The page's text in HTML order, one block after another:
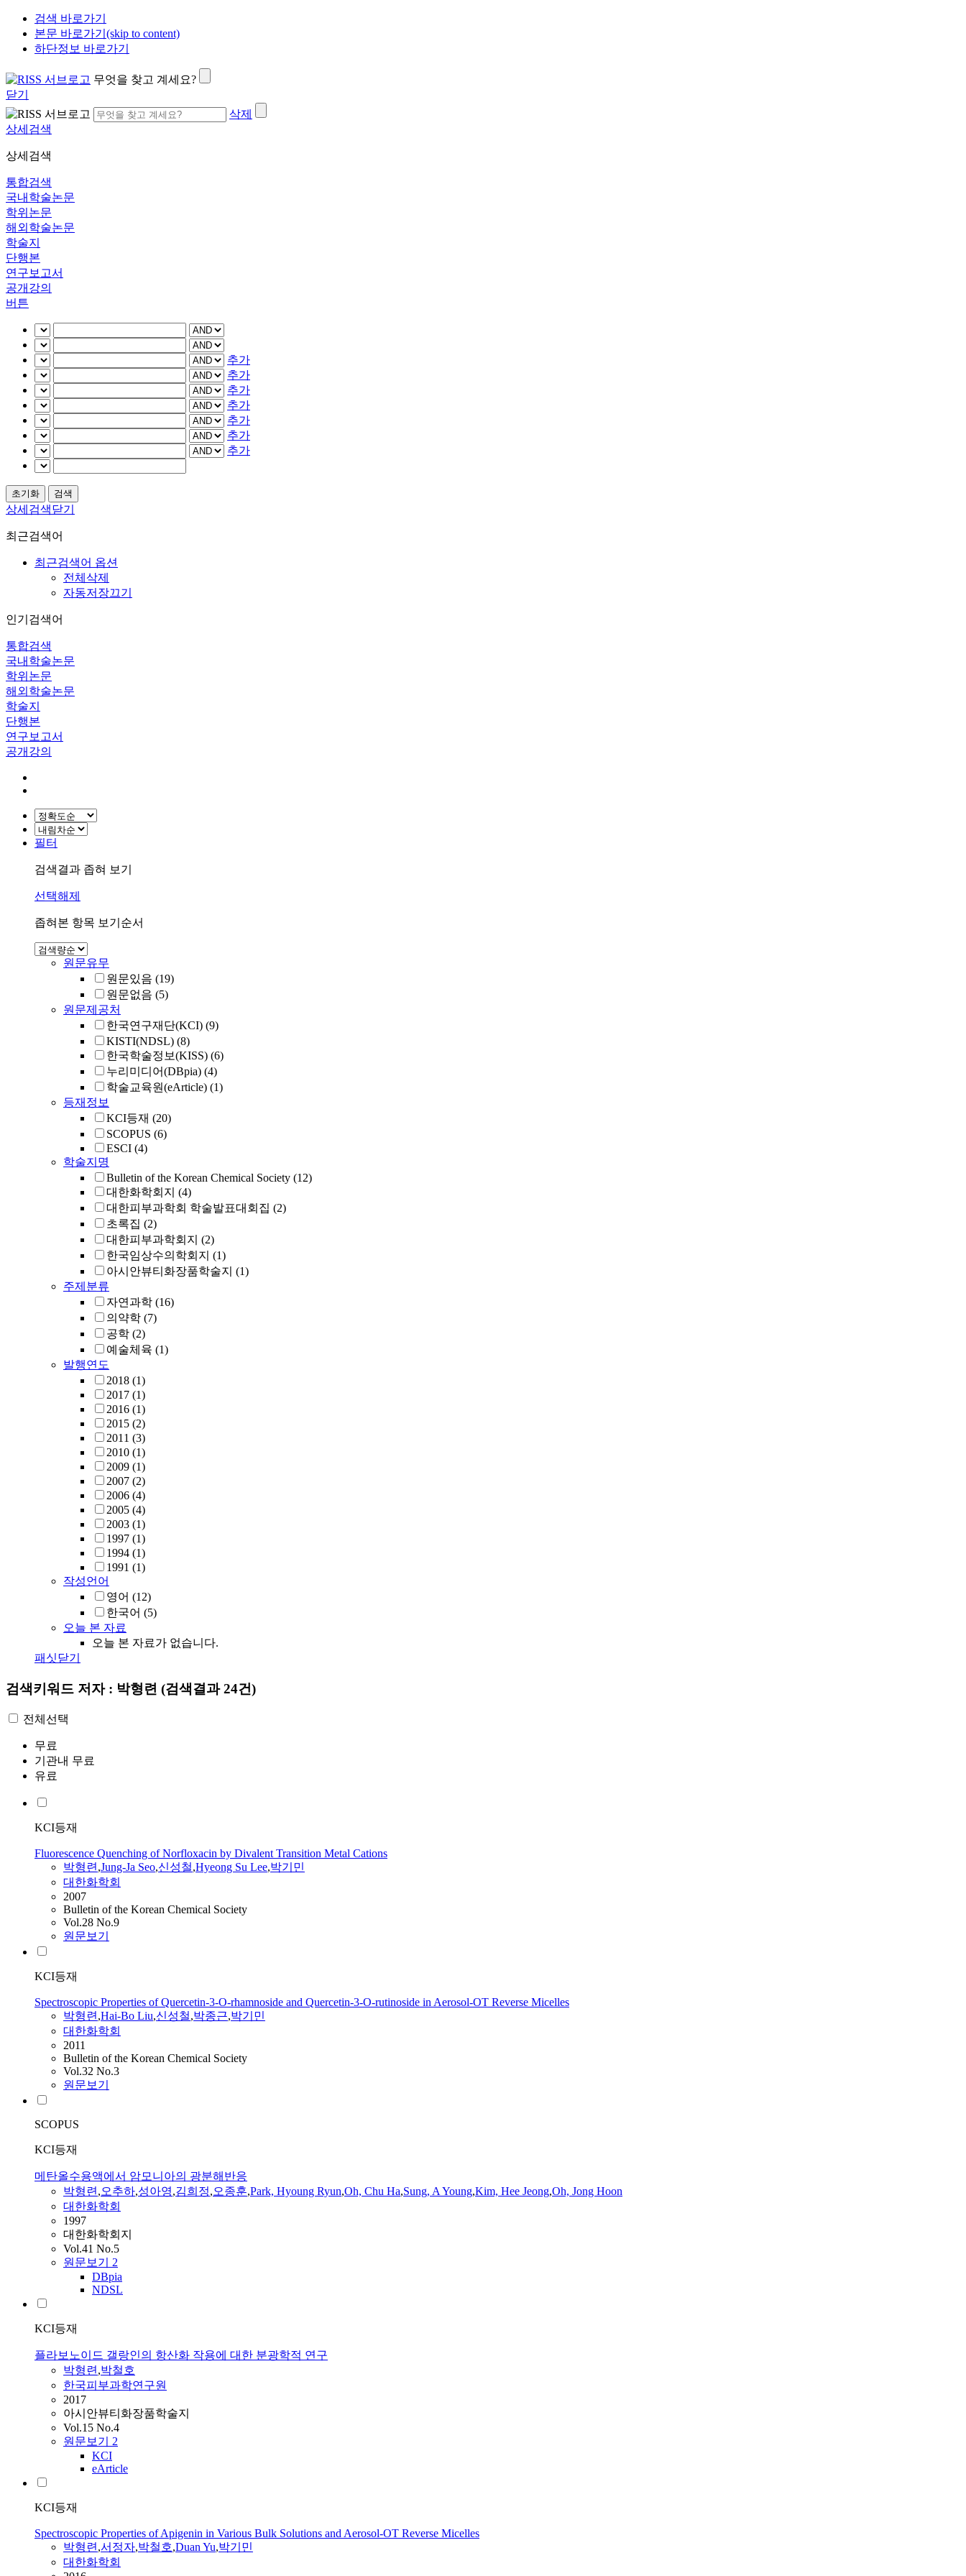
검색 바로가기
본문 바로가기(skip to content)
하단정보 바로가기
무엇을 찾고 계세요?
닫기
삭제
상세검색
상세검색
통합검색
국내학술논문
학위논문
해외학술논문
학술지
단행본
연구보고서
공개강의
버튼
추가
추가
추가
추가
추가
추가
추가
상세검색닫기
최근검색어
최근검색어 옵션
전체삭제
자동저장끄기
인기검색어
통합검색
국내학술논문
학위논문
해외학술논문
학술지
단행본
연구보고서
공개강의
필터
검색결과 좁혀 보기
선택해제
좁혀본 항목 보기순서
원문유무
원문있음 (19)
원문없음 (5)
원문제공처
한국연구재단(KCI) (9)
KISTI(NDSL) (8)
한국학술정보(KISS) (6)
누리미디어(DBpia) (4)
학술교육원(eArticle) (1)
등재정보
KCI등재 (20)
SCOPUS (6)
ESCI (4)
학술지명
Bulletin of the Korean Chemical Society (12)
대한화학회지 (4)
대한피부과학회 학술발표대회집 (2)
초록집 (2)
대한피부과학회지 (2)
한국임상수의학회지 (1)
아시안뷰티화장품학술지 (1)
주제분류
자연과학 (16)
의약학 (7)
공학 (2)
예술체육 (1)
발행연도
2018 (1)
2017 (1)
2016 (1)
2015 (2)
2011 (3)
2010 (1)
2009 (1)
2007 (2)
2006 (4)
2005 (4)
2003 (1)
1997 (1)
1994 (1)
1991 (1)
작성언어
영어 (12)
한국어 (5)
오늘 본 자료
오늘 본 자료가 없습니다.
패싯닫기
검색키워드 저자 : 박형련 (검색결과 24건)
전체선택
무료
기관내 무료
유료
KCI등재
Fluorescence Quenching of Norfloxacin by Divalent Transition Metal Cations
박형련,Jung-Ja Seo,신성철,Hyeong Su Lee,박기민
대한화학회
2007
Bulletin of the Korean Chemical Society
Vol.28 No.9
원문보기
KCI등재
Spectroscopic Properties of Quercetin-3-O-rhamnoside and Quercetin-3-O-rutinoside in Aerosol-OT Reverse Micelles
박형련,Hai-Bo Liu,신성철,박종근,박기민
대한화학회
2011
Bulletin of the Korean Chemical Society
Vol.32 No.3
원문보기
SCOPUS
KCI등재
메탄올수용액에서 암모니아의 광분해반응
박형련,오추하,성아영,김희정,오종훈,Park, Hyoung Ryun,Oh, Chu Ha,Sung, A Young,Kim, Hee Jeong,Oh, Jong Hoon
대한화학회
1997
대한화학회지
Vol.41 No.5
원문보기 2
DBpia
NDSL
KCI등재
플라보노이드 갤랑인의 항산화 작용에 대한 분광학적 연구
박형련,박철호
한국피부과학연구원
2017
아시안뷰티화장품학술지
Vol.15 No.4
원문보기 2
KCI
eArticle
KCI등재
Spectroscopic Properties of Apigenin in Various Bulk Solutions and Aerosol-OT Reverse Micelles
박형련,서정자,박철호,Duan Yu,박기민
대한화학회